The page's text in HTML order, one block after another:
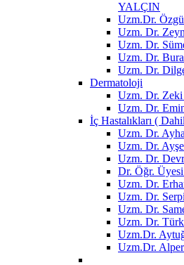
YALÇIN
Uzm.Dr.
Uzm. Dr.
Uzm. Dr.
Uzm. Dr.
Uzm. Dr.
Dermatoloji
Uzm. Dr.
Uzm. Dr.
İç Hastalıkları (
Uzm. Dr.
Uzm. Dr.
Uzm. Dr.
Dr. Öğr.
Uzm. Dr.
Uzm. Dr.
Uzm. Dr.
Uzm. Dr.
Uzm.Dr.
Uzm.Dr.